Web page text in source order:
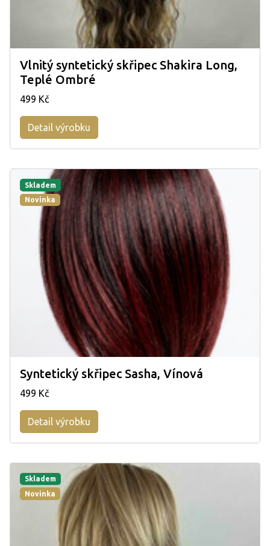
Vlnitý syntetický skřipec Shakira Long,
Teplé Ombré
499 Kč
Detail výrobku
Skladem
Novinka
Syntetický skřipec Sasha, Vínová
499 Kč
Detail výrobku
Skladem
Novinka